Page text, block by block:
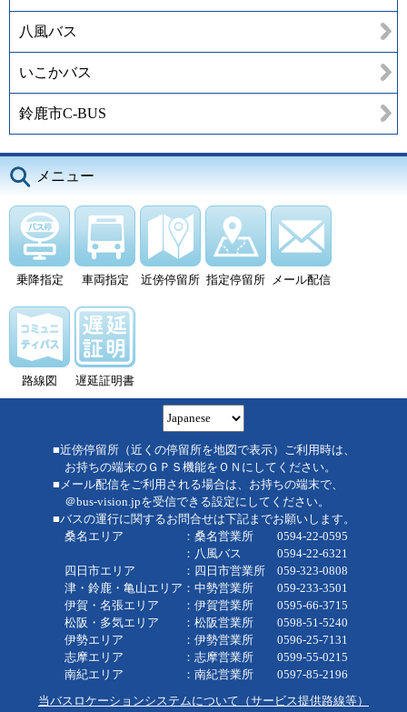
八風バス
いこかバス
鈴鹿市C-BUS
メニュー
乗降指定 車両指定 近傍停留所 指定停留所 メール配信
路線図 遅延証明書
■近傍停留所（近くの停留所を地図で表示）ご利用時は、
お持ちの端末のＧＰＳ機能をＯＮにしてください。
■メール配信をご利用される場合は、お持ちの端末で、
＠bus-vision.jpを受信できる設定にしてください。
■バスの運行に関するお問合せは下記までお願いします。
桑名エリア ：桑名営業所 0594-22-0595
：八風バス 0594-22-6321
四日市エリア ：四日市営業所 059-323-0808
津・鈴鹿・亀山エリア：中勢営業所 059-233-3501
伊賀・名張エリア ：伊賀営業所 0595-66-3715
松阪・多気エリア ：松阪営業所 0598-51-5240
伊勢エリア ：伊勢営業所 0596-25-7131
志摩エリア ：志摩営業所 0599-55-0215
南紀エリア ：南紀営業所 0597-85-2196
当バスロケーションシステムについて（サービス提供路線等）